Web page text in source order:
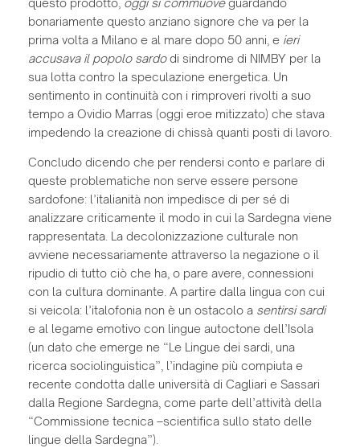
bonariamente questo anziano signore che va per la
prima volta a Milano e al mare dopo 50 anni, e ieri
accusava il popolo sardodi sindrome di NIMBY per la
sua lotta contro la speculazione energetica. Un
sentimento in continuità con i rimproveri rivolti a suo
tempo a Ovidio Marras (oggi eroe mitizzato) che stava
impedendo la creazione di chissà quanti posti di lavoro.
Concludo dicendo che per rendersi conto e parlare di
queste problematiche non serve essere persone
sardofone: l’italianità non impedisce di per sé di
analizzare criticamente il modo in cui la Sardegna viene
rappresentata. La decolonizzazione culturale non
avviene necessariamente attraverso la negazione o il
ripudio di tutto ciò che ha, o pare avere, connessioni
con la cultura dominante. A partire dalla lingua con cui
si veicola: l’italofonia non è un ostacolo a sentirsi sardi
e al legame emotivo con lingue autoctone dell’Isola
(un dato che emerge ne “Le Lingue dei sardi, una
ricerca sociolinguistica”, l’indagine più compiuta e
recente condotta dalle università di Cagliari e Sassari
dalla Regione Sardegna, come parte dell’attività della
“Commissione tecnica –scientifica sullo stato delle
lingue della Sardegna”).